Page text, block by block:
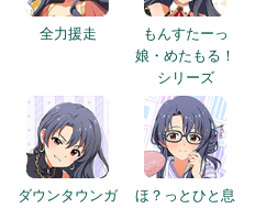
全力援走
もんすたーっ
娘・めたもる！
シリーズ
ダウンタウンガ
ほ？っとひと息